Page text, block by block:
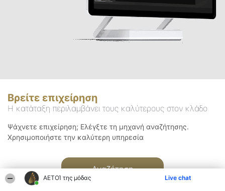
ΑΕΤΟΊ της μόδας Live chat
Βρείτε επιχείρηση
Η κατάταξη περιλαμβάνει τους καλύτερους στον κλάδο
Ψάχνετε επιχείρηση; Ελέγξτε τη μηχανή αναζήτησης.
Χρησιμοποιήστε την καλύτερη υπηρεσία
Αναζήτηση